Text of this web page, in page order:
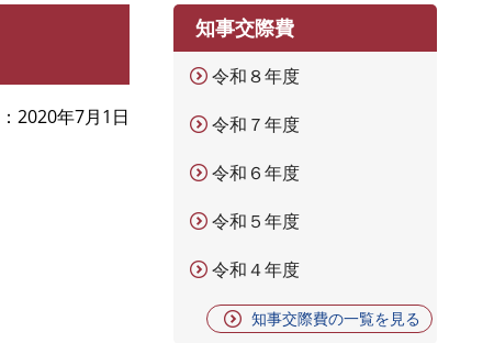
2020年7月1日
知事交際費
令和８年度
令和７年度
令和６年度
令和５年度
令和４年度
知事交際費の一覧を見る